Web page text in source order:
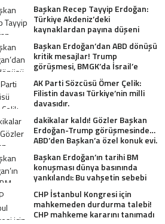
Başkan Recep Tayyip Erdoğan:
Türkiye Akdeniz’deki
kaynaklardan payına düşeni
Başkan Erdoğan’dan ABD dönüşü
kritik mesajlar! Trump
görüşmesi, BMGK’da İsrail’e
tepkiler, Gazze ve Filistin
meselesi….
AK Parti Sözcüsü Ömer Çelik:
Filistin davası Türkiye’nin milli
davasıdır.
dakikalar kaldı! Gözler Başkan
Erdoğan-Trump görüşmesinde…
ABD’den Başkan’a özel konuk evi.
Başkan Erdoğan’ın tarihi BM
konuşması dünya basınında
yankılandı: Bu vahşetin sebebi
olabilir mi?
CHP İstanbul Kongresi için
mahkemeden durdurma talebi!
CHP mahkeme kararını tanımadı